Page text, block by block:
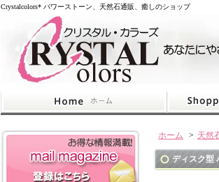
Crystalcolors* パワーストーン、天然石通販、癒しのショップ
ホーム > 天然
ディスク型